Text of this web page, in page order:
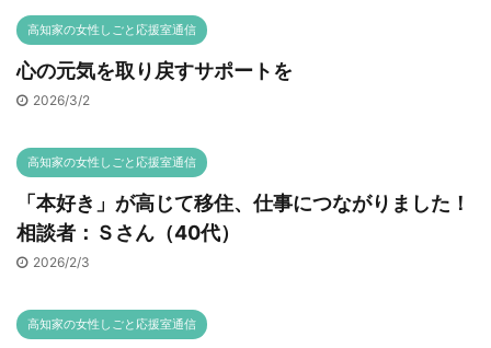
高知家の女性しごと応援室通信
心の元気を取り戻すサポートを
2026/3/2
高知家の女性しごと応援室通信
「本好き」が高じて移住、仕事につながりました！
相談者：Ｓさん（40代）
2026/2/3
高知家の女性しごと応援室通信